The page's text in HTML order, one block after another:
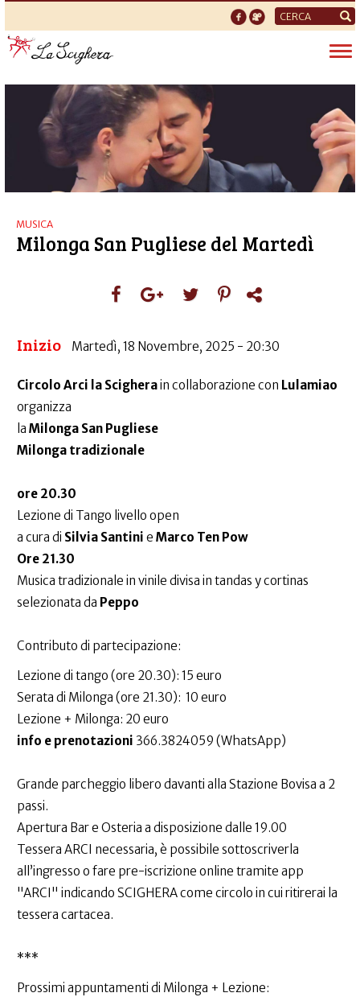
Form
di
ricerca
MUSICA
Milonga San Pugliese del Martedì
Inizio Martedì, 18 Novembre, 2025 - 20:30
Circolo Arci la Scigherain collaborazione con Lulamiao
organizza
la Milonga San Pugliese
Milonga tradizionale
ore 20.30
Lezione di Tango livello open
a cura di Silvia Santini e Marco Ten Pow
Ore 21.30
Musica tradizionale in vinile divisa in tandas y cortinas
selezionata da Peppo
Contributo di partecipazione:
Lezione di tango (ore 20.30): 15 euro
Serata di Milonga (ore 21.30): 10 euro
Lezione + Milonga: 20 euro
info e prenotazioni 366.3824059 (WhatsApp)
Grande parcheggio libero davanti alla Stazione Bovisa a 2
passi.
Apertura Bar e Osteria a disposizione dalle 19.00
Tessera ARCI necessaria, è possibile sottoscriverla
all’ingresso o fare pre-iscrizione online tramite app
"ARCI" indicando SCIGHERA come circolo in cui ritirerai la
tessera cartacea.
***
Prossimi appuntamenti di Milonga + Lezione: